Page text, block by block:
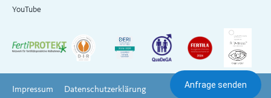
Anfrage senden
YouTube
Impressum Datenschutzerklärung